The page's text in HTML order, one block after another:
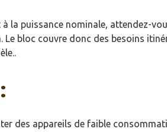
à la puissance nominale, attendez-
bloc couvre donc des besoins
des appareils de faible